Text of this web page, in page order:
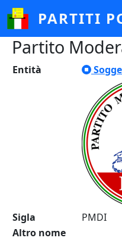
Salta al contenuto
PARTITI
Partito
Entità
Sigla
PMDI
Altro nome